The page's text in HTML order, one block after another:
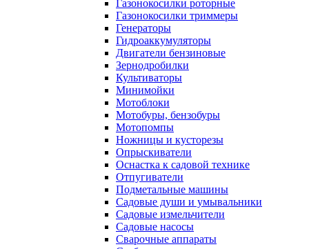
Газонокосилки роторные
Газонокосилки триммеры
Генераторы
Гидроаккумуляторы
Двигатели бензиновые
Зернодробилки
Культиваторы
Минимойки
Мотоблоки
Мотобуры, бензобуры
Мотопомпы
Ножницы и кусторезы
Опрыскиватели
Оснастка к садовой технике
Отпугиватели
Подметальные машины
Садовые души и умывальники
Садовые измельчители
Садовые насосы
Сварочные аппараты